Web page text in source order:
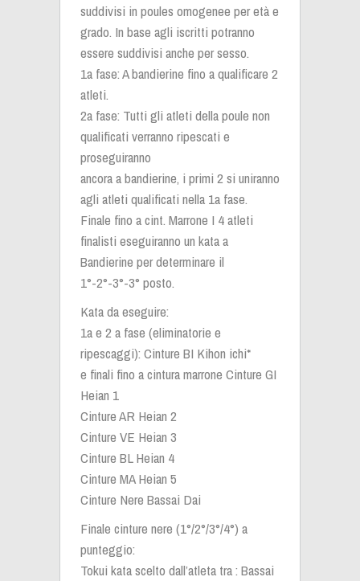
suddivisi in poules omogenee per età e
grado. In base agli iscritti potranno
essere suddivisi anche per sesso.
1a fase: A bandierine fino a qualificare 2
atleti.
2a fase: Tutti gli atleti della poule non
qualificati verranno ripescati e
proseguiranno
ancora a bandierine, i primi 2 si uniranno
agli atleti qualificati nella 1a fase.
Finale fino a cint. Marrone I 4 atleti
finalisti eseguiranno un kata a
Bandierine per determinare il
1°-2°-3°-3° posto.
Kata da eseguire:
1a e 2 a fase (eliminatorie e
ripescaggi): Cinture BI Kihon ichi*
e finali fino a cintura marrone Cinture GI
Heian 1
Cinture AR Heian 2
Cinture VE Heian 3
Cinture BL Heian 4
Cinture MA Heian 5
Cinture Nere Bassai Dai
Finale cinture nere (1°/2°/3°/4°) a
punteggio:
Tokui kata scelto dall’atleta tra : Bassai